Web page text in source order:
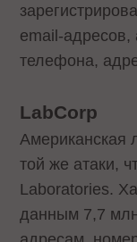
email-
телефона,
LabCorp
Американская
той же атаки,
Laboratories.
данным 7,7